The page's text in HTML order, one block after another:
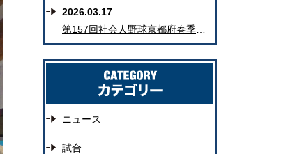
2026.03.17
第157回社会人野球京都府春季大会
ニュース
試合